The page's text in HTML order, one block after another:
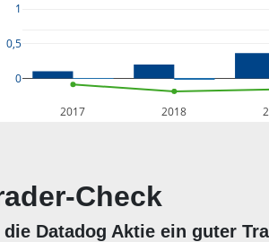
2017 2018
0
0,5
1
Check
die Datadog Aktie ein guter